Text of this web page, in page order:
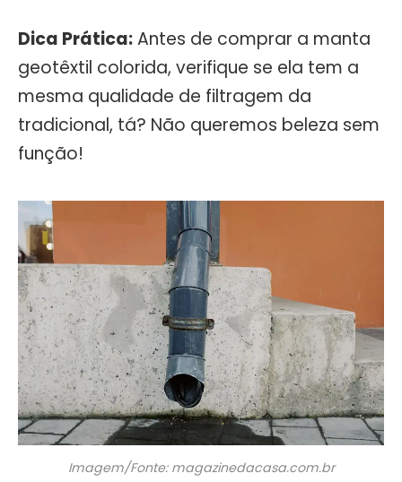
Dica Prática:Antes de comprar a manta
geotêxtil colorida, verifique se ela tem a
mesma qualidade de filtragem da
tradicional, tá? Não queremos beleza sem
função!
Imagem/Fonte: magazinedacasa.com.br